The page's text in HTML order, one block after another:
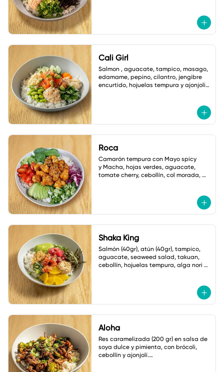
Cali Girl
Salmon , aguacate, tampico, masago,
edamame, pepino, cilantro, jengibre
encurtido, hojuelas tempura y ajonjoli
Roca
Camarón tempura con Mayo spicy
y Macha, hojas verdes, aguacate,
tomate cherry, cebollín, col morada,
Shaka King
Salmón (40gr), atún (40gr), tampico,
aguacate, seaweed salad, takuan,
cebollín, hojuelas tempura, alga nori y
Aloha
Res caramelizada (200 gr) en salsa de
soya dulce y pimienta, con brócoli,
cebollín y ajonjolí.